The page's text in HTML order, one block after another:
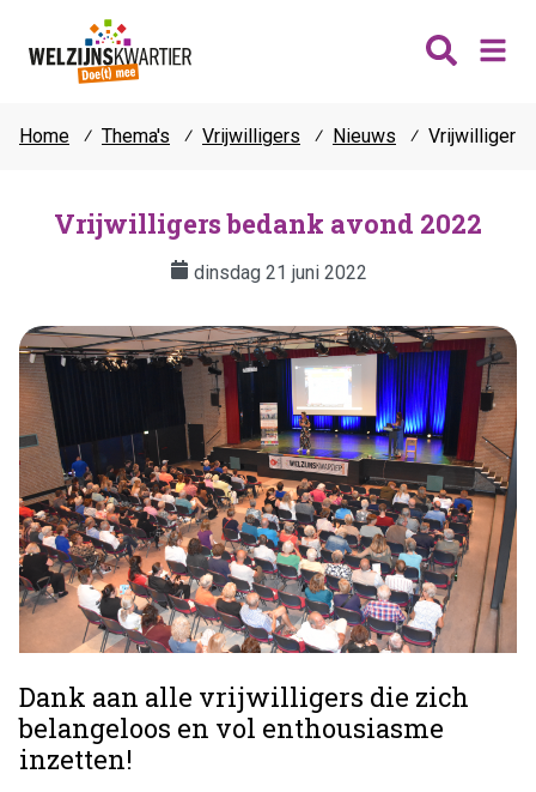
Katwijk
Hillegom
Lisse
Teylingen
Ontmoeten
Jongeren
Vrijwilligers
Fit & vitaal
Mantelzorg
Verhuur
Home ⁄ Thema's ⁄ Vrijwilligers ⁄ Nieuws ⁄ Vrijwilligers
Vrijwilligers bedank avond 2022
dinsdag 21 juni 2022
Dank aan alle vrijwilligers die zich
belangeloos en vol enthousiasme
inzetten!